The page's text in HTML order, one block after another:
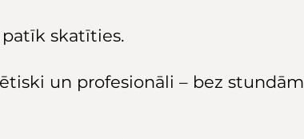
skatīties.
un profesionāli – bez stundām